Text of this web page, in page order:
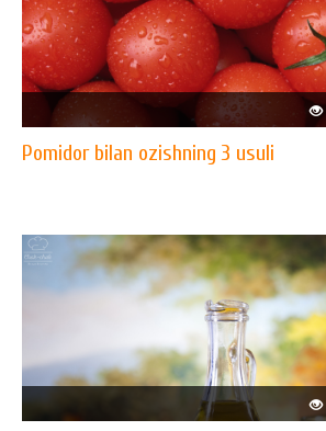
Pomidor bilan ozishning 3 usuli